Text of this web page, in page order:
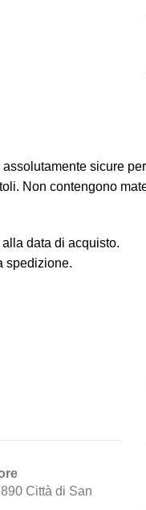
sicure
Non contengono
data di acquisto.
spedizione.
Città di San